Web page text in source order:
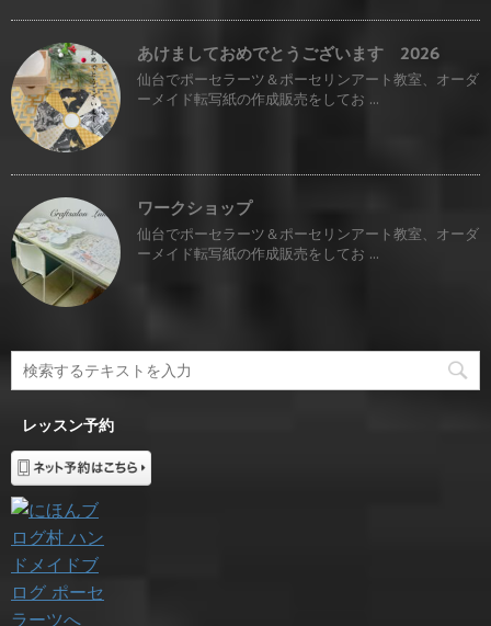
あけましておめでとうございます 2026
仙台でポーセラーツ＆ポーセリンアート教室、オーダ
ーメイド転写紙の作成販売をしてお ...
ワークショップ
仙台でポーセラーツ＆ポーセリンアート教室、オーダ
ーメイド転写紙の作成販売をしてお ...
レッスン予約